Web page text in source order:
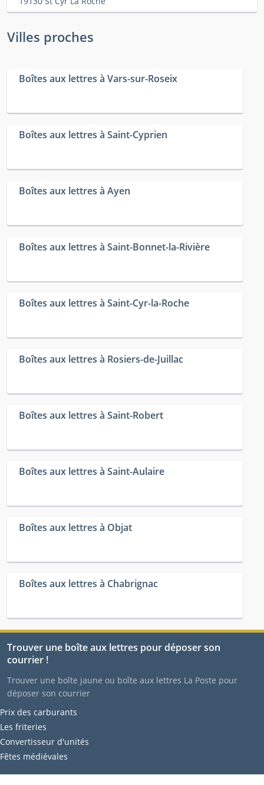
Villes proches
Boîtes aux lettres à Vars-sur-Roseix
Boîtes aux lettres à Saint-Cyprien
Boîtes aux lettres à Ayen
Boîtes aux lettres à Saint-Bonnet-la-Rivière
Boîtes aux lettres à Saint-Cyr-la-Roche
Boîtes aux lettres à Rosiers-de-Juillac
Boîtes aux lettres à Saint-Robert
Boîtes aux lettres à Saint-Aulaire
Boîtes aux lettres à Objat
Boîtes aux lettres à Chabrignac
Trouver une boîte aux lettres pour déposer son
courrier !
Trouver une boîte jaune ou boîte aux lettres La Poste pour
déposer son courrier
Prix des carburants
Les friteries
Convertisseur d'unités
Fêtes médiévales